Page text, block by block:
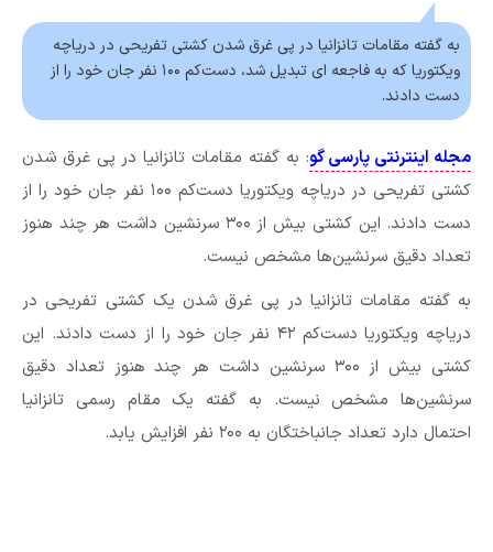
به گفته مقامات تانزانیا در پی غرق شدن کشتی تفریحی در دریاچه
ویکتوریا که به فاجعه ای تبدیل شد، دست‌کم ۱۰۰ نفر جان خود را از
دست دادند.
مجله اینترنتی پارسی گو: به گفته مقامات تانزانیا در پی غرق شدن
کشتی تفریحی در دریاچه ویکتوریا دست‌کم ۱۰۰ نفر جان خود را از
دست دادند. این کشتی بیش از ۳۰۰ سرنشین داشت هر چند هنوز
تعداد دقیق سرنشین‌ها مشخص نیست.
به گفته مقامات تانزانیا در پی غرق شدن یک کشتی تفریحی در
دریاچه ویکتوریا دست‌کم ۴۲ نفر جان خود را از دست دادند. این
کشتی بیش از ۳۰۰ سرنشین داشت هر چند هنوز تعداد دقیق
سرنشین‌ها مشخص نیست. به گفته یک مقام رسمی تانزانیا
احتمال دارد تعداد جانباختگان به ۲۰۰ نفر افزایش یابد.